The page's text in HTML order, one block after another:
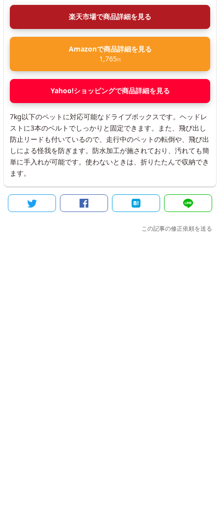
楽天市場で商品詳細を見る
Amazonで商品詳細を見る
1,765円
Yahoo!ショッピングで商品詳細を見る
7kg以下のペットに対応可能なドライブボックスです。ヘッドレ
ストに3本のベルトでしっかりと固定できます。また、飛び出し
防止リードも付いているので、走行中のペットの転倒や、飛び出
しによる怪我を防ぎます。防水加工が施されており、汚れても簡
単に手入れが可能です。使わないときは、折りたたんで収納でき
ます。
この記事の修正依頼を送る